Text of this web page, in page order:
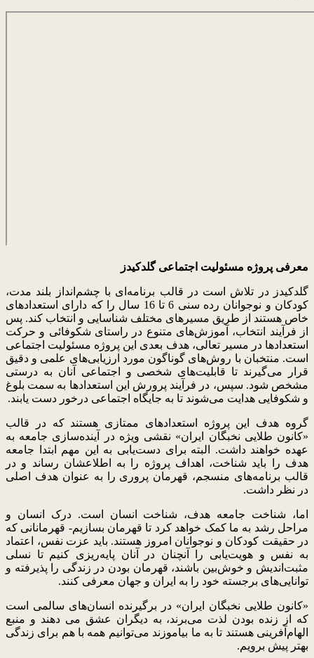
معرفی پروژه مسئولیت اجتماعی گلدکیدز
گلدکیدز در تلاش است در قالب برنامه‌ای با چشم‌انداز بلند مدت،
کودکان و نوجوانان رده سنی 6 تا 16 سال را که دارای استعدادهای
خاص هستند از طریق مسیرهای مختلف شناسایی و انتخاب کند. پس
از فرآیند انتخاب، آموزش‌های متنوع در راستای شکوفائی و حرکت
استعدادها در مسیر تعالی، هدف بعدی این پروژه مسئولیت اجتماعی
است. منتخبان با روش‌های گوناگون مورد ارزیابی‌های علمی و دقیق
قرار می‌گیرند تا قابلیت‌های شخصی و اجتماعی آنان به درستی
مشخص شود. سپس، در فرآیند پرورش این استعدادها به سمت بلوغ
و شکوفایی هدایت می‌شوند تا به جایگاه اجتماعی درخور دست یابند.
گروه هدف این پروژه استعدادهای ممتازی هستند که در قالب
«کانون طلایی نخبگان ایران» نقشی ویژه در آینده‌سازی جامعه به
عهده خواهند داشت. البته برای دست‌یابی به این مهم ابتدا جامعه
هدف را باید شناخت، اهداف پروژه را به اطلاعشان رساند و در
قالب برنامه‌های منسجم، قهرمان پروری را به عنوان هدف اصلی
در نظر داشت.
اما، شناخت جامعه هدف، شناخت انسان است. درک انسان و
مراحل رشد به ما کمک خواهد کرد تا قهرمان بسازیم- قهرمانانی که
در حقیقت کودکان و نوجوانان امروز هستند. باید عزت‌ نفس، اعتماد
به نفس و هویت‌یابی را آنچنان در آنان پایه‌ریزی کنیم تا نسلی
مثبت‌اندیش و خوش‌بین باشند، قهرمان بودن در زندگی را پذیرفته و
توانایی‌های برجسته خود را به ایران و جهان معرفی کنند.
«کانون طلایی نخبگان ایران» در برگیرنده انسان‌های سالمی است
که از زنده بودن لذت می‌برند، به دیگران عشق می دهند و منبع
الهام‌آفرینی هستند تا به ما بیاموزند می‌توانیم همه با هم برای زندگی
بهتر پیش برویم.